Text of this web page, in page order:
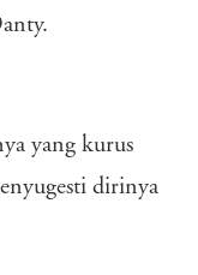
yang kurus
dirinya